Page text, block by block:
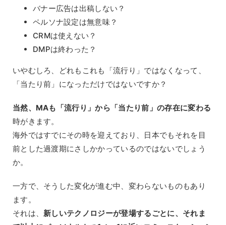
バナー広告は出稿しない？
ペルソナ設定は無意味？
CRMは使えない？
DMPは終わった？
いやむしろ、どれもこれも「流行り」ではなくなって、
「当たり前」になっただけではないですか？
当然、MAも「流行り」から「当たり前」の存在に変わる
時がきます。
海外ではすでにその時を迎えており、日本でもそれを目
前とした過渡期にさしかかっているのではないでしょう
か。
一方で、そうした変化が進む中、変わらないものもあり
ます。
それは、 新しいテクノロジーが登場するごとに、それま